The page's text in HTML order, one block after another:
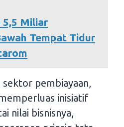
5,5 Miliar
Tempat Tidur
sektor pembiayaan,
inisiatif
nilai bisnisnya,